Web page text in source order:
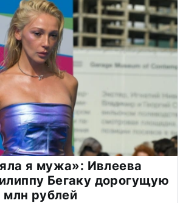
я мужа»: Ивлеева
Бегаку дорогущую
млн рублей